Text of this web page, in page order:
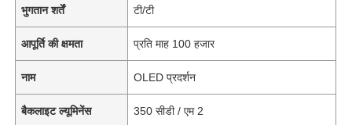
भुगतान शर्तें टी/टी
आपूर्ति की क्षमता प्रति माह 100 हजार
नाम OLED प्रदर्शन
बैकलाइट ल्यूमिनेंस 350 सीडी / एम 2